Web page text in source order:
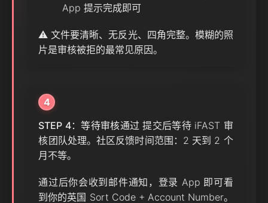
App 提示完成即可
⚠️ 文件要清晰、无反光、四角完整。模糊的照
片是审核被拒的最常见原因。
4
STEP 4：等待审核通过 提交后等待 iFAST 审
核团队处理。社区反馈时间范围：2 天到 2 个
月不等。
通过后你会收到邮件通知，登录 App 即可看
到你的英国 Sort Code + Account Number。